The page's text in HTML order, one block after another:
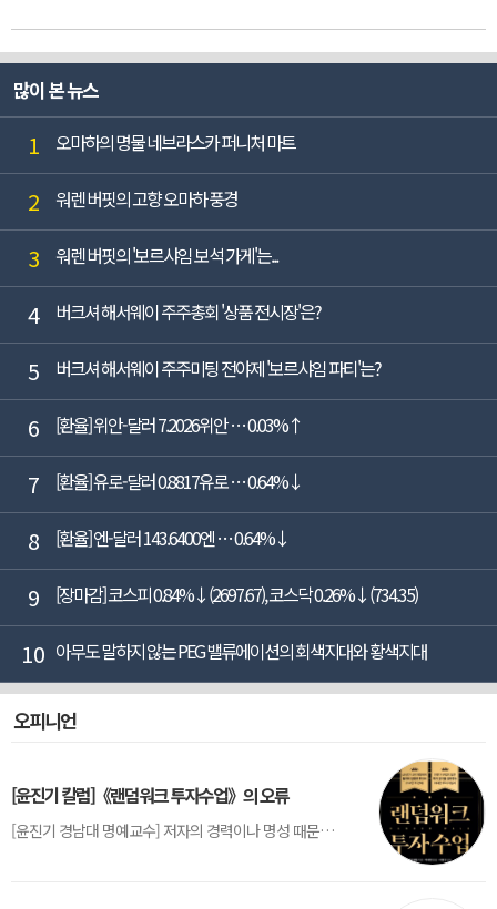
많이 본 뉴스
1 오마하의 명물 네브라스카 퍼니처 마트
2 워렌 버핏의 고향 오마하 풍경
3 워렌 버핏의 '보르샤임 보석 가게'는...
4 버크셔 해서웨이 주주총회 '상품 전시장'은?
5 버크셔 해서웨이 주주미팅 전야제 '보르샤임 파티'는?
6 [환율] 위안-달러 7.2026위안 … 0.03%↑
7 [환율] 유로-달러 0.8817유로 … 0.64%↓
8 [환율] 엔-달러 143.6400엔 … 0.64%↓
9 [장마감] 코스피 0.84%↓(2697.67), 코스닥 0.26%↓(734.35)
10 아무도 말하지 않는 PEG 밸류에이션의 회색지대와 황색지대
오피니언
[윤진기 칼럼]《랜덤워크 투자수업》의 오류
[윤진기 경남대 명예교수] 저자의 경력이나 명성 때문인지 2020년에 번역 출판된 《랜덤워크 투자수업》(A Random Walk Down Wall Street) 12판은 표지부터가 거창하다. ‘45년간 12번 개정하며 철저히 검증한 투자서’, ‘전문가 부럽지 않은 투자 감각을 길러주는 위대한 투자지침서’ 라는 은빛 광고문구로 독자를 유혹한다.[1] 출판 50주...